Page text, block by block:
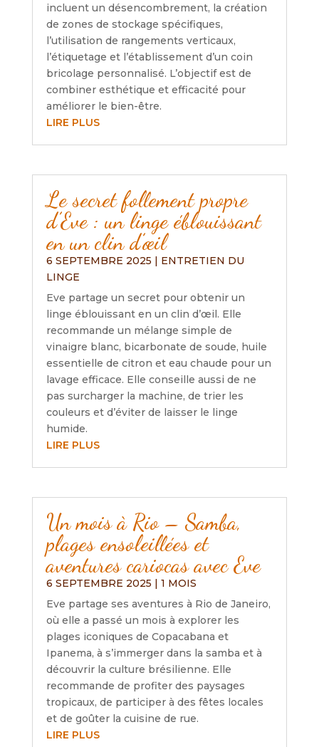
incluent un désencombrement, la création
de zones de stockage spécifiques,
l’utilisation de rangements verticaux,
l’étiquetage et l’établissement d’un coin
bricolage personnalisé. L’objectif est de
combiner esthétique et efficacité pour
améliorer le bien-être.
LIRE PLUS
Le secret follement propre
d’Eve : un linge éblouissant
en un clin d’œil
6 SEPTEMBRE 2025 | ENTRETIEN DU
LINGE
Eve partage un secret pour obtenir un
linge éblouissant en un clin d’œil. Elle
recommande un mélange simple de
vinaigre blanc, bicarbonate de soude, huile
essentielle de citron et eau chaude pour un
lavage efficace. Elle conseille aussi de ne
pas surcharger la machine, de trier les
couleurs et d’éviter de laisser le linge
humide.
LIRE PLUS
Un mois à Rio – Samba,
plages ensoleillées et
aventures cariocas avec Eve
6 SEPTEMBRE 2025 | 1 MOIS
Eve partage ses aventures à Rio de Janeiro,
où elle a passé un mois à explorer les
plages iconiques de Copacabana et
Ipanema, à s’immerger dans la samba et à
découvrir la culture brésilienne. Elle
recommande de profiter des paysages
tropicaux, de participer à des fêtes locales
et de goûter la cuisine de rue.
LIRE PLUS